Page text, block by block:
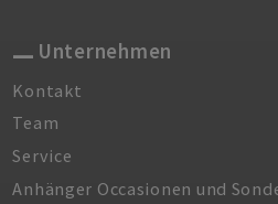
Unternehmen
Kontakt
Team
Service
Anhänger Occasionen und